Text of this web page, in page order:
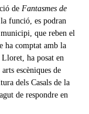
de Fantasmes de
funció, es podran
que reben el
ha comptat amb la
ha posat en
escèniques de
dels Casals de la
de respondre en